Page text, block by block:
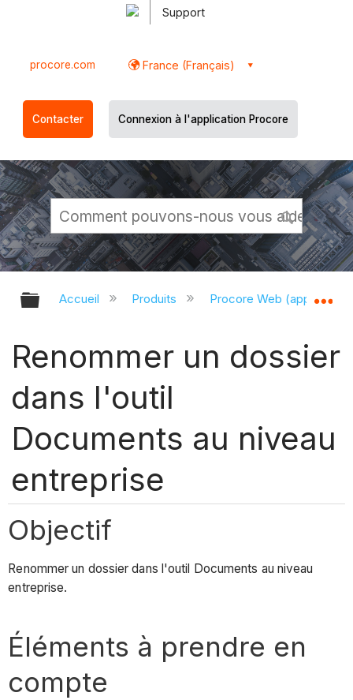
Support
procore.com France (Français)
Contacter Connexion à l'application Procore
Développer/réduire la hiérarchie
Accueil Produits Procore Web
Renommer un dossier
dans l'outil
Documents au niveau
entreprise
Objectif
Renommer un dossier dans l'outil Documents au niveau
entreprise.
Éléments à prendre en
compte